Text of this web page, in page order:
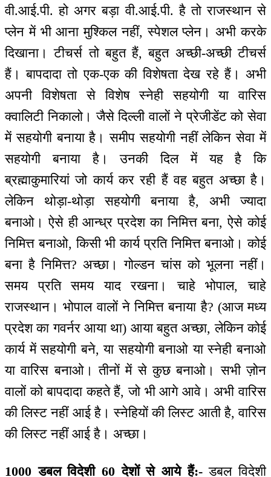
वी.आई.पी. हो अगर बड़ा वी.आई.पी. है तो राजस्थान से
प्लेन में भी आना मुश्किल नहीं, स्पेशल प्लेन। अभी करके
दिखाना। टीचर्स तो बहुत हैं, बहुत अच्छी-अच्छी टीचर्स
हैं। बापदादा तो एक-एक की विशेषता देख रहे हैं। अभी
अपनी विशेषता से विशेष स्नेही सहयोगी या वारिस
क्वालिटी निकालो। जैसे दिल्ली वालों ने प्रेजीडेंट को सेवा
में सहयोगी बनाया है। समीप सहयोगी नहीं लेकिन सेवा में
सहयोगी बनाया है। उनकी दिल में यह है कि
ब्रह्माकुमारियां जो कार्य कर रही हैं वह बहुत अच्छा है।
लेकिन थोड़ा-थोड़ा सहयोगी बनाया है, अभी ज्यादा
बनाओ। ऐसे ही आन्ध्र प्रदेश का निमित्त बना, ऐसे कोई
निमित्त बनाओ, किसी भी कार्य प्रति निमित्त बनाओ। कोई
बना है निमित्त? अच्छा। गोल्डन चांस को भूलना नहीं।
समय प्रति समय याद रखना। चाहे भोपाल, चाहे
राजस्थान। भोपाल वालों ने निमित्त बनाया है? (आज मध्य
प्रदेश का गवर्नर आया था) आया बहुत अच्छा, लेकिन कोई
कार्य में सहयोगी बने, या सहयोगी बनाओ या स्नेही बनाओ
या वारिस बनाओ। तीनों में से कुछ बनाओ। सभी ज़ोन
वालों को बापदादा कहते हैं, जो भी आगे आवे। अभी वारिस
की लिस्ट नहीं आई है। स्नेहियों की लिस्ट आती है, वारिस
की लिस्ट नहीं आई है। अच्छा।
1000 डबल विदेशी 60 देशों से आये हैं:-डबल विदेशी